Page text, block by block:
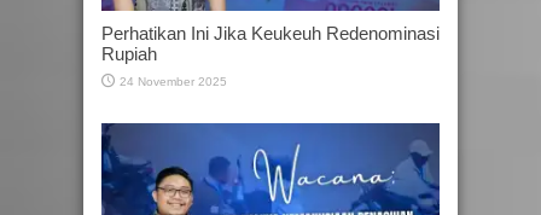
Perhatikan Ini Jika Keukeuh Redenominasi
Rupiah
24 November 2025